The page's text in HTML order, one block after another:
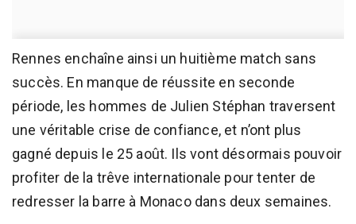
Rennes enchaîne ainsi un huitième match sans
succès. En manque de réussite en seconde
période, les hommes de Julien Stéphan traversent
une véritable crise de confiance, et n’ont plus
gagné depuis le 25 août. Ils vont désormais pouvoir
profiter de la trêve internationale pour tenter de
redresser la barre à Monaco dans deux semaines.